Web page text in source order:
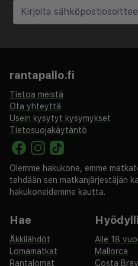
Korkeusero
varattava etukäteen,
Muuta
Päivittäinen siivous
pyyhkeet sisältyvät.
8 kerr., hissi.
Saapuminen
Vapaavalintainen päivä.
in -aika: 14:00 - 20:30,
rantapallo.fi
Tietoa meistä
Ota yhteyttä
Usein kysytyt kysymykset
Tietosuojakäytäntö
Olemme hakukone, emme
tehdään sen matkanjärjestäjän
hakukoneidemme kautta.
Hae
Äkkilähdöt
Lomamatkat
Rantalomat
Alle 18
Mallorca
Costa